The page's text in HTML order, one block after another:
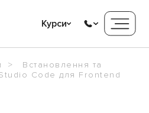
Курси
Встановлення та
Code для Frontend